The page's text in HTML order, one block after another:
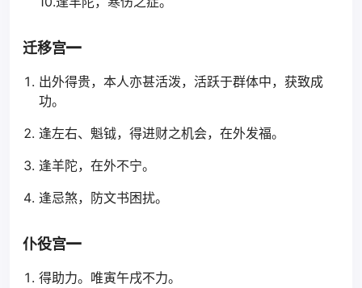
迁移宫━
出外得贵，本人亦甚活泼，活跃于群体中，获致成
功。
逢左右、魁钺，得进财之机会，在外发福。
逢羊陀，在外不宁。
逢忌煞，防文书困扰。
仆役宫━
得助力。唯寅午戌不力。